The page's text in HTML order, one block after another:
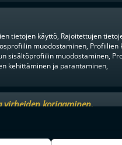
tietojen käyttö, Rajoitettujen
muodostaminen, Profiilien
sisältöprofiilin muodostaminen,
kehittäminen ja parantaminen,
virheiden korjaaminen,
ja ilmaise
Joonas Kaltiainen
Aaro AstalaAntti